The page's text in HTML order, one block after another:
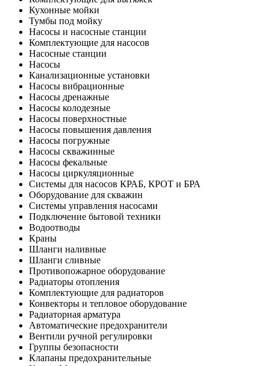
Кухонные мойки
Тумбы под мойку
Насосы и насосные станции
Комплектующие для насосов
Насосные станции
Насосы
Канализационные установки
Насосы вибрационные
Насосы дренажные
Насосы колодезные
Насосы поверхностные
Насосы повышения давления
Насосы погружные
Насосы скважинные
Насосы фекальные
Насосы циркуляционные
Системы для насосов КРАБ, КРОТ и БРА
Оборудование для скважин
Системы управления насосами
Подключение бытовой техники
Водоотводы
Краны
Шланги наливные
Шланги сливные
Противопожарное оборудование
Радиаторы отопления
Комплектующие для радиаторов
Конвекторы и тепловое оборудование
Радиаторная арматура
Автоматические предохранители
Вентили ручной регулировки
Группы безопасности
Клапаны предохранительные